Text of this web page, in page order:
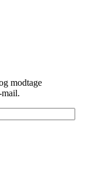
modtage